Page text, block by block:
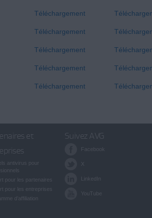
Téléchargement
Téléchargement
Téléchargement
Téléchargement
Téléchargement
et
antivirus pour
pour les partenaires
pour les entreprises
d’affiliation
Suivez AVG
Facebook
X
LinkedIn
YouTube